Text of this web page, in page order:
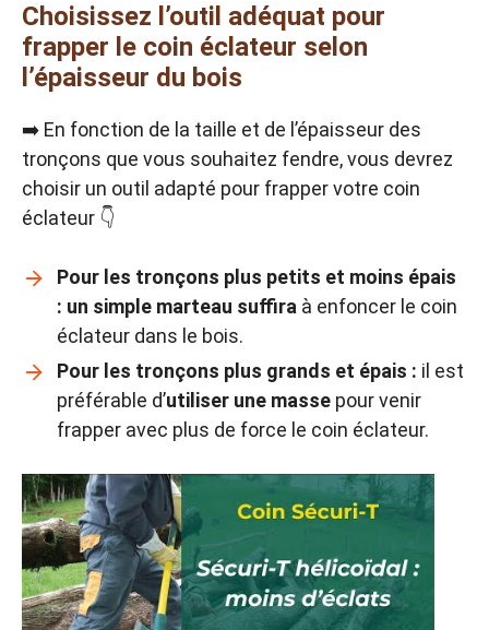
Choisissez l’outil adéquat pour
frapper le coin éclateur selon
l’épaisseur du bois
➡️ En fonction de la taille et de l’épaisseur des
tronçons que vous souhaitez fendre, vous devrez
choisir un outil adapté pour frapper votre coin
éclateur 👇
Pour les tronçons plus petits et moins épais
: un simple marteau suffira à enfoncer le coin
éclateur dans le bois.
Pour les tronçons plus grands et épais : il est
préférable d’utiliser une masse pour venir
frapper avec plus de force le coin éclateur.